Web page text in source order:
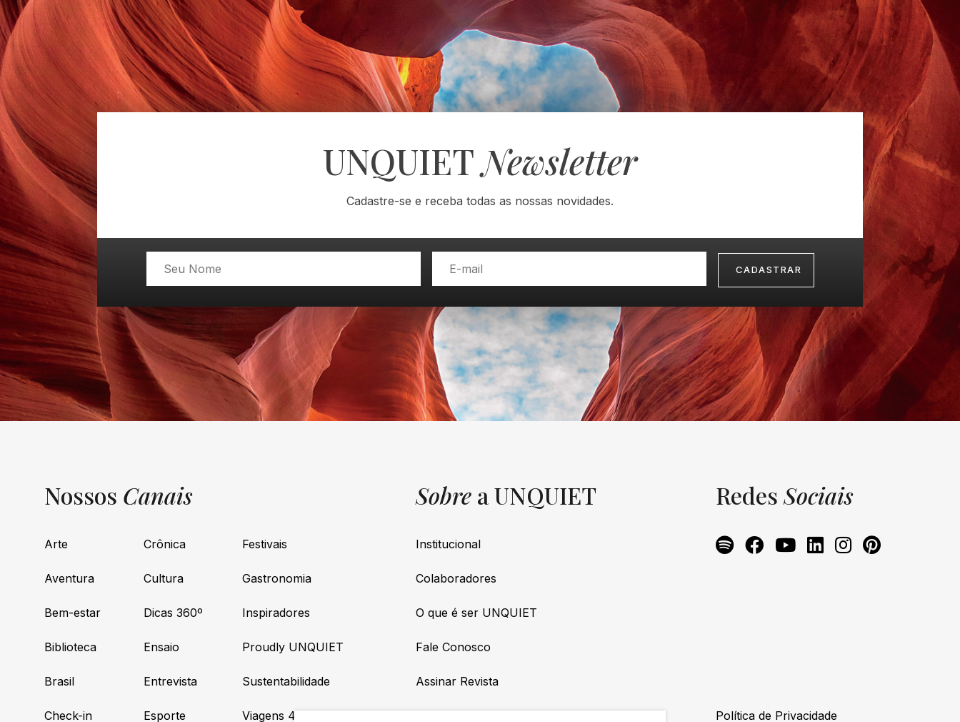
UNQUIETNewsletter
Cadastre-se e receba todas as nossas novidades.
Nossos Canais
Arte
Aventura
Bem-estar
Biblioteca
Brasil
Check-in
Crônica
Cultura
Dicas 360º
Ensaio
Entrevista
Esporte
Festivais
Gastronomia
Inspiradores
Proudly UNQUIET
Sustentabilidade
Viagens 4×4
Sobre a UNQUIET
Institucional
Colaboradores
O que é ser UNQUIET
Fale Conosco
Assinar Revista
RedesSociais
Política de Privacidade